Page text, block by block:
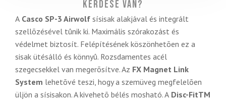
Kérdése van?
A Casco SP-3 Airwolf sísisak alakjával és integrált
szellõzésével tûnik ki. Maximális szórakozást és
védelmet biztosít. Felépítésének köszönhetõen ez a
sisak ütésálló és könnyû. Rozsdamentes acél
szegecsekkel van megerõsítve. Az FX Magnet Link
System lehetõvé teszi, hogy a szemüveg megfelelõen
üljön a sísisakon. A kivehetõ bélés mosható. A Disc-FitTM